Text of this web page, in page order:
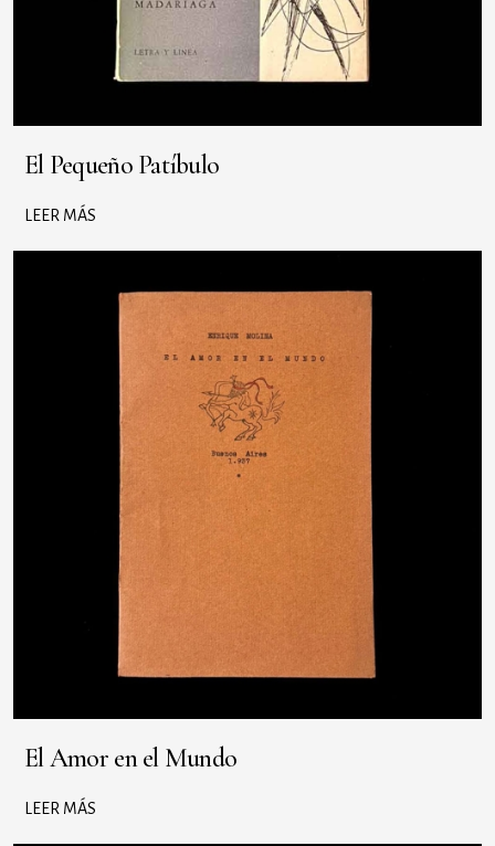
El Pequeño Patíbulo
LEER MÁS
El Amor en el Mundo
LEER MÁS